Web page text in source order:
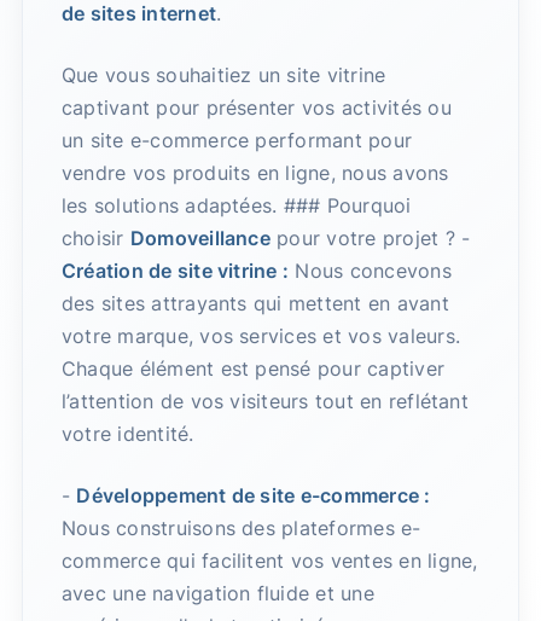
de sites internet.
Que vous souhaitiez un site vitrine
captivant pour présenter vos activités ou
un site e-commerce performant pour
vendre vos produits en ligne, nous avons
les solutions adaptées. ### Pourquoi
choisir Domoveillancepour votre projet ? -
Création de site vitrine : Nous concevons
des sites attrayants qui mettent en avant
votre marque, vos services et vos valeurs.
Chaque élément est pensé pour captiver
l’attention de vos visiteurs tout en reflétant
votre identité.
- Développement de site e-commerce :
Nous construisons des plateformes e-
commerce qui facilitent vos ventes en ligne,
avec une navigation fluide et une